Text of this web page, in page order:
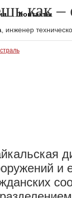
Контакты
как –
, инженер
и